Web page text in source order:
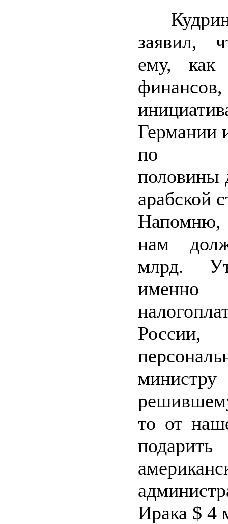
заявил,
ему, как
Германии
по
половины
арабской
нам
млрд.
то от
подарить
Ирака $ 4